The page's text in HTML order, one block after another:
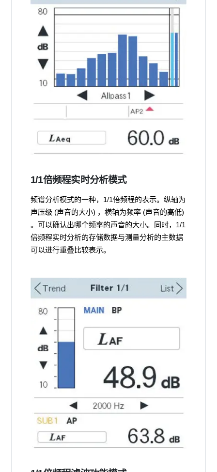
1/1倍频程实时分析模式
频谱分析模式的一种，1/1倍频程的表示。纵轴为
声压级 (声音的大小) ，横轴为频率 (声音的高低)
。可以确认出哪个频率的声音的大小。同时，1/1
倍频程实时分析的存储数据与测量分析的主数据
可以进行重叠比较表示。